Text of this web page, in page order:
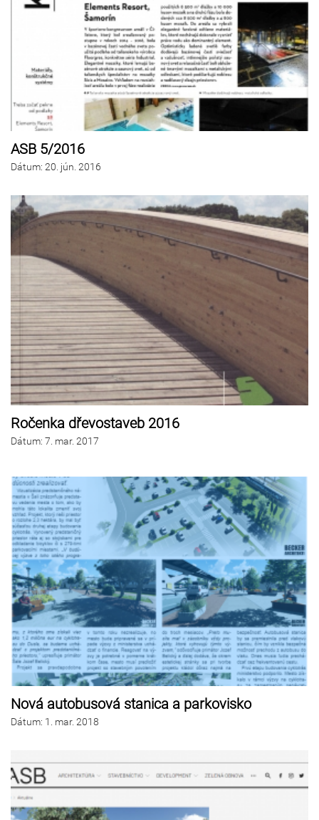
ASB 5/2016
Dátum: 20. jún. 2016
Ročenka dřevostaveb 2016
Dátum: 7. mar. 2017
Nová autobusová stanica a parkovisko
Dátum: 1. mar. 2018